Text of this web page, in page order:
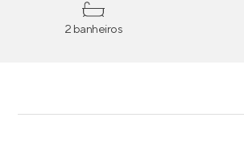
2 banheiros